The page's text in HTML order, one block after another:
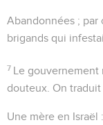
Abandonnées ; par
brigands qui
7 Le gouvernement
douteux. On traduit
Une mère en Israël